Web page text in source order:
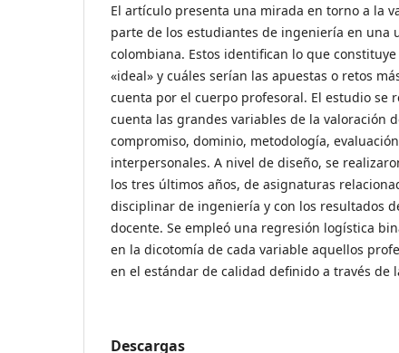
El artículo presenta una mirada en torno a la
parte de los estudiantes de ingeniería en una
colombiana. Estos identifican lo que
«ideal» y cuáles serían las apuestas o retos
cuenta por el cuerpo profesoral. El estudio se
cuenta las grandes variables de la valoración
compromiso, dominio, metodología,
interpersonales. A nivel de diseño, se
los tres últimos años, de asignaturas
disciplinar de ingeniería y con los resultados
docente. Se empleó una regresión logística
en la dicotomía de cada variable aquellos
en el estándar de calidad definido a través de
Descargas